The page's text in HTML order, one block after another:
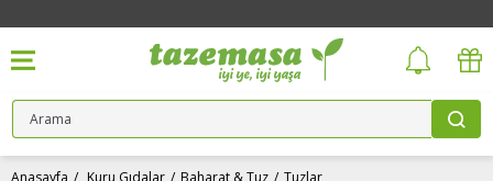
Anasayfa Kuru Gıdalar Baharat & Tuz Tuzlar